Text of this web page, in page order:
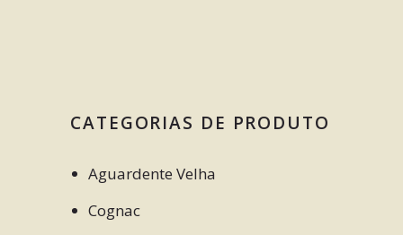
CATEGORIAS DE PRODUTO
Aguardente Velha
Cognac